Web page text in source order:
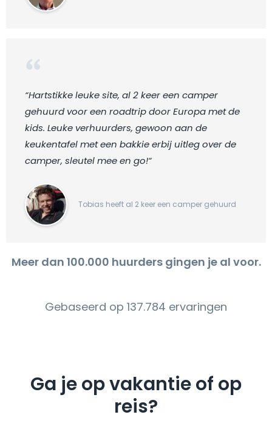
“Hartstikke leuke site, al 2 keer een camper
gehuurd voor een roadtrip door Europa met de
kids. Leuke verhuurders, gewoon aan de
keukentafel met een bakkie erbij uitleg over de
camper, sleutel mee en go!“
Tobias heeft al 2 keer een camper gehuurd
Meer dan 100.000 huurders gingen je al voor.
Gebaseerd op 137.784 ervaringen
Ga je op vakantie of op
reis?